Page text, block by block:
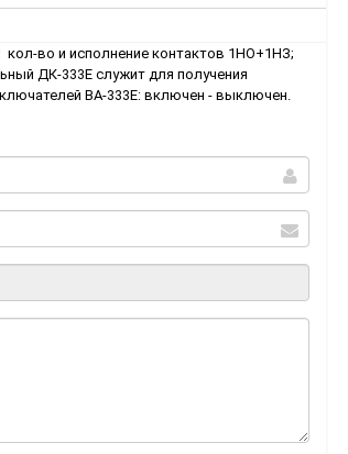
кол-во и исполнение контактов 1НО+1НЗ;
ДК-333Е служит для получения
ВА-333Е: включен - выключен.